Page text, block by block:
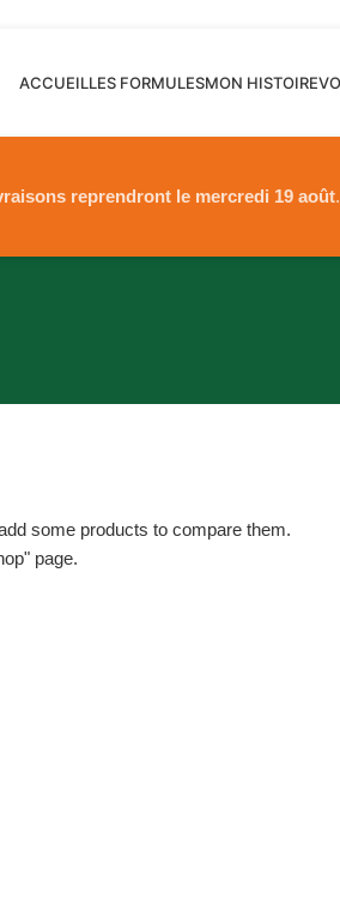
ACCUEILLES FORMULESMON HISTOIRE
reprendront le mercredi 19 août.
some products to compare them.
page.